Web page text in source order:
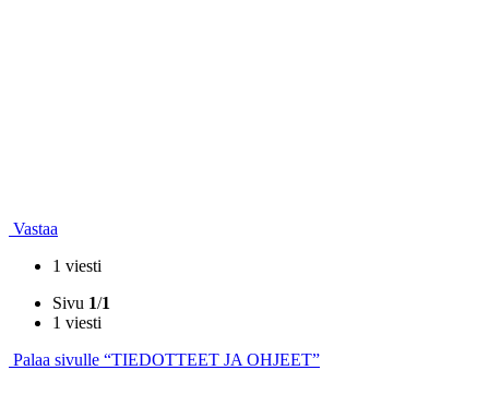
Vastaa
1 viesti
Sivu 1/1
1 viesti
Palaa sivulle “TIEDOTTEET JA OHJEET”